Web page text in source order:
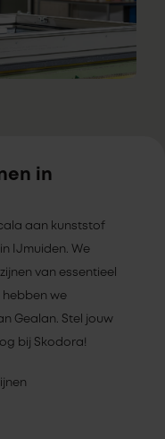
in
aan kunststof
IJmuiden. We
van essentieel
hebben we
Gealan. Stel jouw
bij Skodora!